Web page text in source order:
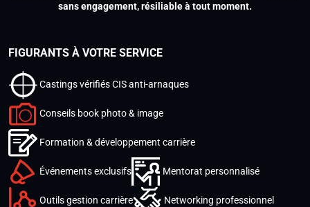
sans engagement, résiliable à tout moment.
FIGURANTS À VOTRE SERVICE
Castings vérifiés CIS anti-arnaques
Conseils book photo & image
Formation & développement carrière
Événements exclusifs Mentorat personnalisé
Outils gestion carrière Networking professionnel